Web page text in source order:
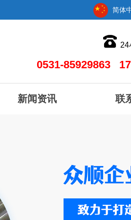
24
0531-85929863
新闻资讯 联
简体